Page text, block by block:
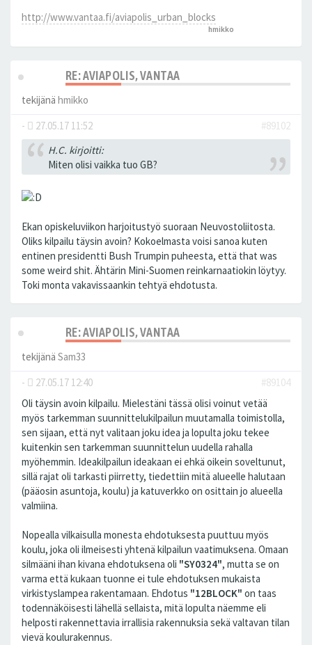
http://www.vantaa.fi/aviapolis_urban_blocks
hmikko
RE: AVIAPOLIS, VANTAA
tekijänä hmikko
-
27.05.17 11:52
#89102
H.C. kirjoitti:
Miten olisi vaikka tuo GB?
Ekan opiskeluviikon harjoitustyö suoraan Neuvostoliitosta.
Oliks kilpailu täysin avoin? Kokoelmasta voisi sanoa kuten
entinen presidentti Bush Trumpin puheesta, että that was
some weird shit. Ähtärin Mini-Suomen reinkarnaatiokin löytyy.
Toki monta vakavissaankin tehtyä ehdotusta.
RE: AVIAPOLIS, VANTAA
tekijänä Sam33
-
27.05.17 12:40
#89104
Oli täysin avoin kilpailu. Mielestäni tässä olisi voinut vetää
myös tarkemman suunnittelukilpailun muutamalla toimistolla,
sen sijaan, että nyt valitaan joku idea ja lopulta joku tekee
kuitenkin sen tarkemman suunnittelun uudella rahalla
myöhemmin. Ideakilpailun ideakaan ei ehkä oikein soveltunut,
sillä rajat oli tarkasti piirretty, tiedettiin mitä alueelle halutaan
(pääosin asuntoja, koulu) ja katuverkko on osittain jo alueella
valmiina.
Nopealla vilkaisulla monesta ehdotuksesta puuttuu myös
koulu, joka oli ilmeisesti yhtenä kilpailun vaatimuksena. Omaan
silmääni ihan kivana ehdotuksena oli "SY0324", mutta se on
varma että kukaan tuonne ei tule ehdotuksen mukaista
virkistyslampea rakentamaan. Ehdotus "12BLOCK" on taas
todennäköisesti lähellä sellaista, mitä lopulta näemme eli
helposti rakennettavia irrallisia rakennuksia sekä valtavan tilan
vievä koulurakennus.